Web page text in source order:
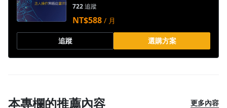
722追蹤
NT$588 / 月
追蹤 選購方案
本專欄的推薦內容 更多內容